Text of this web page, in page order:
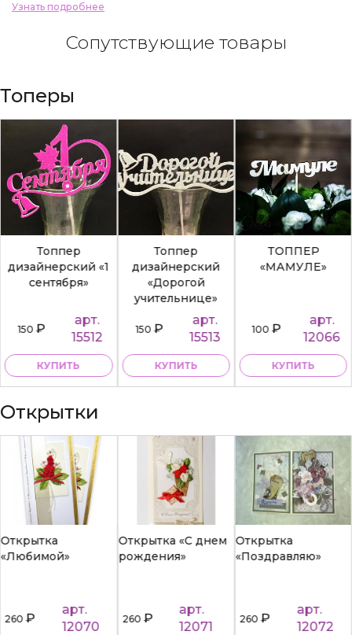
Узнать подробнее
Сопутствующие товары
Топеры
Топпер
дизайнерский «1
сентября»
150₽
арт.
15512
КУПИТЬ
Топпер
дизайнерский
«Дорогой
учительнице»
150₽
арт.
15513
КУПИТЬ
ТОППЕР
«МАМУЛЕ»
100₽
арт.
12066
КУПИТЬ
Открытки
Открытка
«Любимой»
260₽
арт.
12070
Открытка «С днем
рождения»
260₽
арт.
12071
Открытка
«Поздравляю»
260₽
арт.
12072